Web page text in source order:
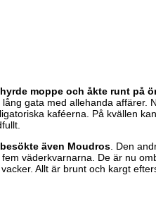
moppe och åkte runt på
lång gata med allehanda affärer.
kaféerna. På kvällen
även Moudros . Den
fem väderkvarnarna. De är nu
Allt är brunt och kargt